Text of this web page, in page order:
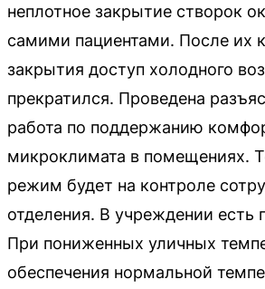
неплотное закрытие створок
самими пациентами. После их
закрытия доступ холодного
прекратился. Проведена
работа по поддержанию
микроклимата в помещениях.
режим будет на контроле
отделения. В учреждении есть
При пониженных уличных
обеспечения нормальной